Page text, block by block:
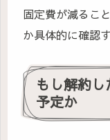
固定費が減るこ
か具体的に確認
もし解約
予定か